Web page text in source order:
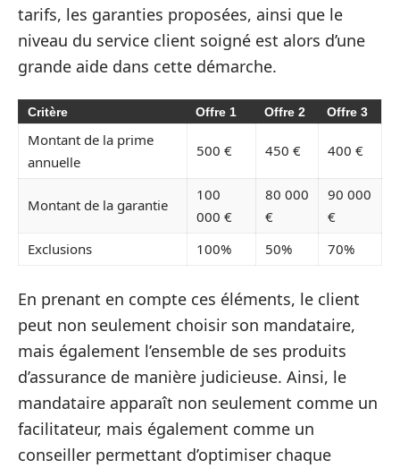
tarifs, les garanties proposées, ainsi que le
niveau du service client soigné est alors d’une
grande aide dans cette démarche.
Critère Offre 1 Offre 2 Offre 3
Montant de la prime
annuelle
500 € 450 € 400 €
Montant de la garantie
100
000 €
80 000
€
90 000
€
Exclusions
100% 50% 70%
En prenant en compte ces éléments, le client
peut non seulement choisir son mandataire,
mais également l’ensemble de ses produits
d’assurance de manière judicieuse. Ainsi, le
mandataire apparaît non seulement comme un
facilitateur, mais également comme un
conseiller permettant d’optimiser chaque